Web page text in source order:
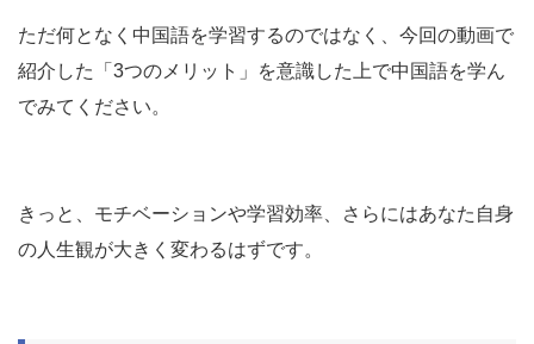
ただ何となく中国語を学習するのではなく、今回の動画で
紹介した「3つのメリット」を意識した上で中国語を学ん
でみてください。
きっと、モチベーションや学習効率、さらにはあなた自身
の人生観が大きく変わるはずです。